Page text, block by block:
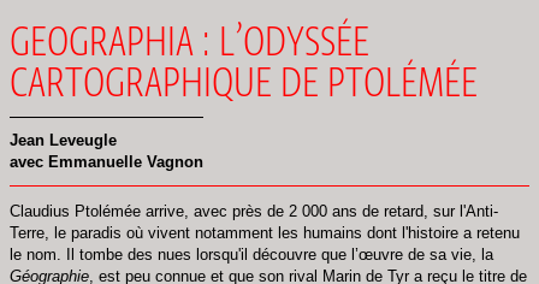
GEOGRAPHIA : L’ODYSSÉE
CARTOGRAPHIQUE DE PTOLÉMÉE
Jean Leveugle
avec Emmanuelle Vagnon
Claudius Ptolémée arrive, avec près de 2 000 ans de retard, sur l'Anti-
Terre, le paradis où vivent notamment les humains dont l'histoire a retenu
le nom. Il tombe des nues lorsqu'il découvre que l’œuvre de sa vie, la
Géographie, est peu connue et que son rival Marin de Tyr a reçu le titre de